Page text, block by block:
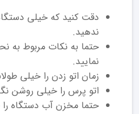
دقت کنید که خیلی
ندهید.
حتما به نکات مربوط به
نمایید.
زمان اتو زدن را خیلی
اتو پرس را خیلی روشن
حتما مخزن آب دستگاه